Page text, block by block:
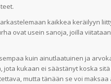
kaikkea keräilyyn
ovat usein sanoja, joilla
kuin ainutlaatuinen ja
kukaan ei säästänyt koska
mutta tänään se voi